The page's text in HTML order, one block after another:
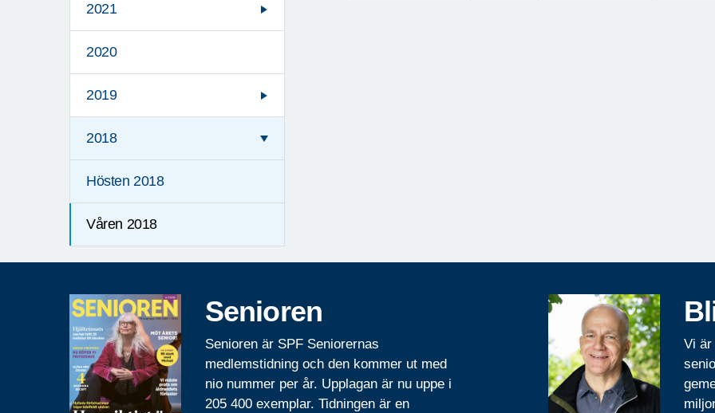
2021
2020
2019
2018
Hösten 2018
Våren 2018
Senioren
Senioren är SPF Seniorernas
medlemstidning och den kommer ut med
nio nummer per år. Upplagan är nu uppe i
205 400 exemplar. Tidningen är en
Vi är